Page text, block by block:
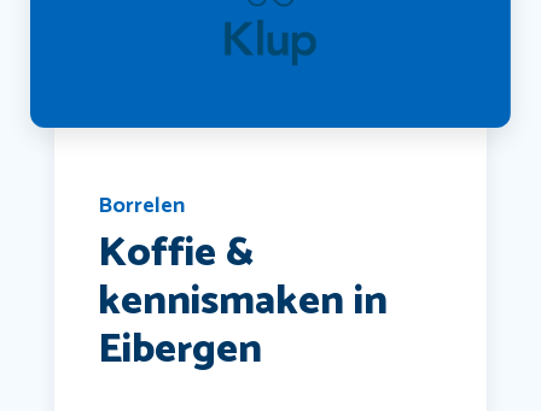
Borrelen
Koffie &
kennismaken in
Eibergen